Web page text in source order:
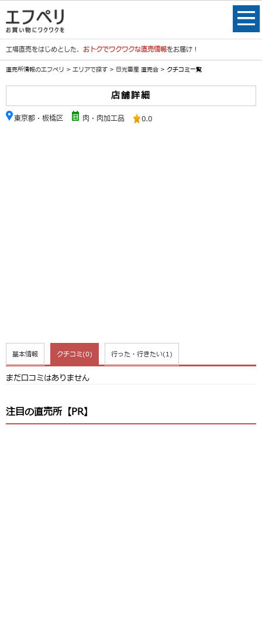
工場直売をはじめとした、 おトクでワクワクな直売情報をお届け！
直売所情報のエフペリ > エリアで探す > 日光畜産 直売会 > クチコミ一覧
店舗詳細
東京都・板橋区 肉・肉加工品 0.0
基本情報 クチコミ(0) 行った・行きたい(1)
まだ口コミはありません
注目の直売所【PR】